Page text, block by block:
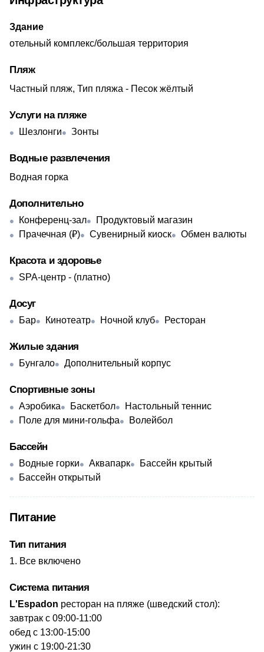
Здание
отельный комплекс/большая территория
Пляж
Частный пляж, Тип пляжа - Песок жёлтый
Услуги на пляже
Шезлонги Зонты
Водные развлечения
Водная горка
Дополнительно
Конференц-зал
Продуктовый магазин
Прачечная (₽)
Сувенирный киоск Обмен валюты
Красота и здоровье
SPA-центр - (платно)
Досуг
Бар Кинотеатр Ночной клуб Ресторан
Жилые здания
Бунгало Дополнительный корпус
Спортивные зоны
Аэробика Баскетбол
Настольный теннис
Поле для мини-гольфа
Волейбол
Бассейн
Водные горки Аквапарк
Бассейн крытый
Бассейн открытый
Питание
Тип питания
Все включено
Система питания
L'Espadon ресторан на пляже (шведский стол):
завтрак с 09:00-11:00
обед с 13:00-15:00
ужин с 19:00-21:30